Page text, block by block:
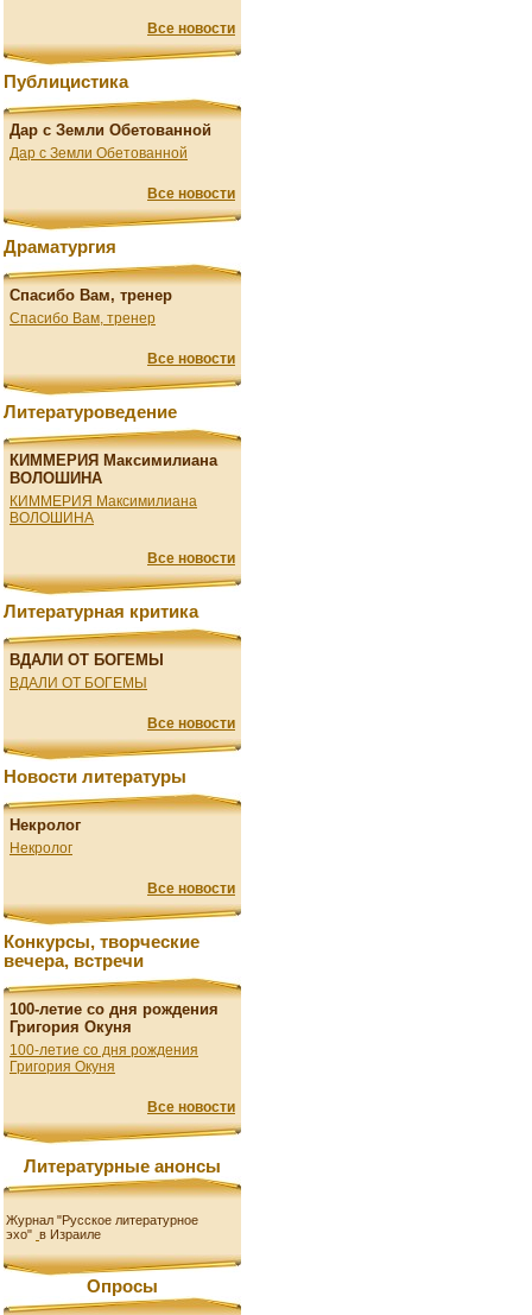
Все новости
Публицистика
Дар с Земли Обетованной
Дар с Земли Обетованной
Все новости
Драматургия
Спасибо Вам, тренер
Спасибо Вам, тренер
Все новости
Литературоведение
КИММЕРИЯ Максимилиана
ВОЛОШИНА
КИММЕРИЯ Максимилиана
ВОЛОШИНА
Все новости
Литературная критика
ВДАЛИ ОТ БОГЕМЫ
ВДАЛИ ОТ БОГЕМЫ
Все новости
Новости литературы
Некролог
Некролог
Все новости
Конкурсы, творческие
вечера, встречи
100-летие со дня рождения
Григория Окуня
100-летие со дня рождения
Григория Окуня
Все новости
Литературные анонсы
Журнал "Русское литературное
эхо" в Израиле
Опросы